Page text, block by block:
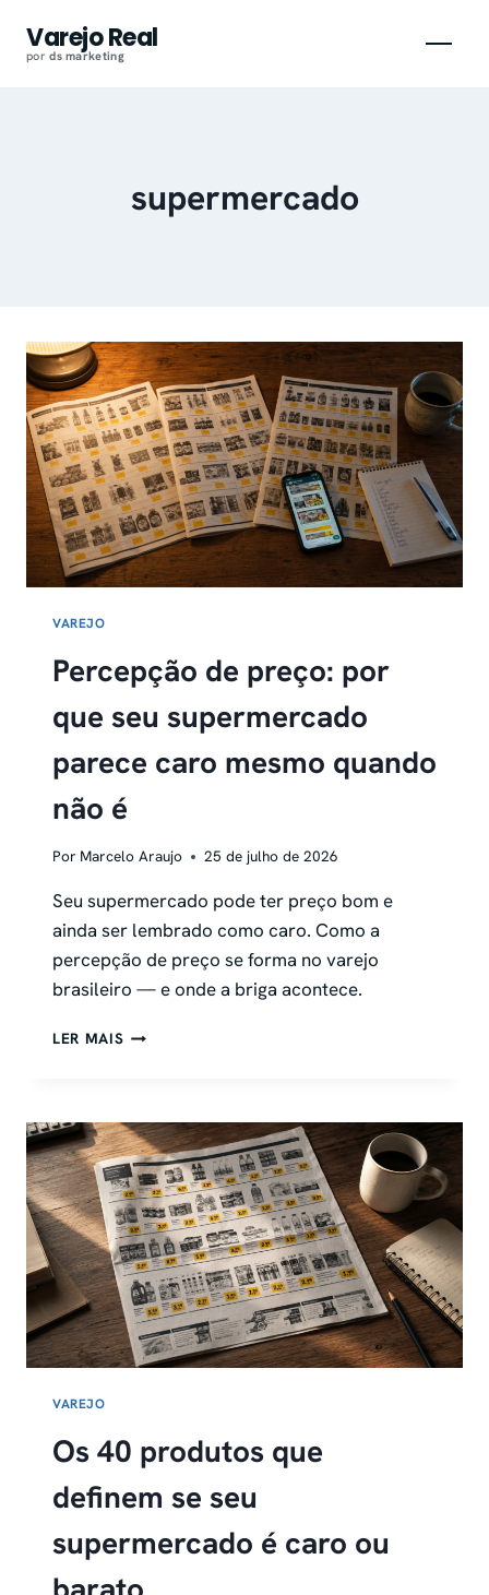
paraVarejo Real
pords.marketing
supermercado
VAREJO
Percepção de preço: por
que seu supermercado
parece caro mesmo quando
não é
Por Marcelo Araujo 25 de julho de 2026
Seu supermercado pode ter preço bom e
ainda ser lembrado como caro. Como a
percepção de preço se forma no varejo
brasileiro — e onde a briga acontece.
LER MAIS PERCEPÇÃO
QUE
SEU
SUPERMERCADO
PARECE
CARO
MESMO
QUANDO
NÃO
É
VAREJO
Os 40 produtos que
definem se seu
supermercado é caro ou